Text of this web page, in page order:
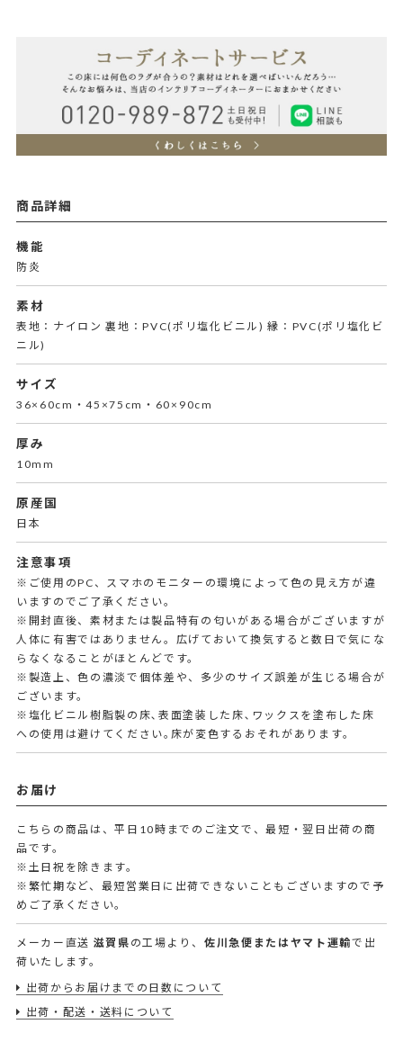
商品詳細
機能
防炎
素材
表地：ナイロン 裏地：PVC(ポリ塩化ビニル) 縁：PVC(ポリ塩化ビ
ニル)
サイズ
36×60cm・45×75cm・60×90cm
厚み
10mm
原産国
日本
注意事項
※ご使用のPC、スマホのモニターの環境によって色の見え方が違
いますのでご了承ください。
※開封直後、素材または製品特有の匂いがある場合がございますが
人体に有害ではありません。広げておいて換気すると数日で気にな
らなくなることがほとんどです。
※製造上、色の濃淡で個体差や、多少のサイズ誤差が生じる場合が
ございます。
※塩化ビニル樹脂製の床､表面塗装した床､ワックスを塗布した床
への使用は避けてください｡床が変色するおそれがあります｡
お届け
こちらの商品は、平日10時までのご注文で、最短・翌日出荷の商
品です。
※土日祝を除きます。
※繁忙期など、最短営業日に出荷できないこともございますので予
めご了承ください。
メーカー直送 滋賀県 の工場より、 佐川急便またはヤマト運輸で出
荷いたします。
出荷からお届けまでの日数について
出荷・配送・送料について